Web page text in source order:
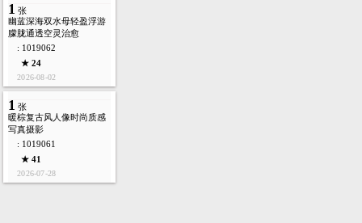
1 张
幽蓝深海双水母轻盈浮游
朦胧通透空灵治愈
: 1019062
★ 24
2026-08-02
1 张
暖棕复古风人像时尚质感
写真摄影
: 1019061
★ 41
2026-07-28